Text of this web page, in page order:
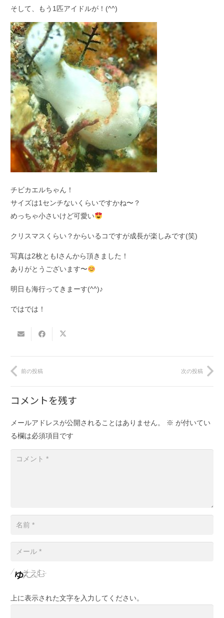
そして、もう1匹アイドルが！(^^)
チビカエルちゃん！
サイズは1センチないくらいですかね〜？
めっちゃ小さいけど可愛い
クリスマスくらい？からいるコですが成長が楽しみです(笑)
写真は2枚ともIさんから頂きました！
ありがとうございます〜
明日も海行ってきまーす(^^)♪
ではでは！
前の投稿 次の投稿
コメントを残す
メールアドレスが公開されることはありません。 ※ が付いてい
る欄は必須項目です
上に表示された文字を入力してください。